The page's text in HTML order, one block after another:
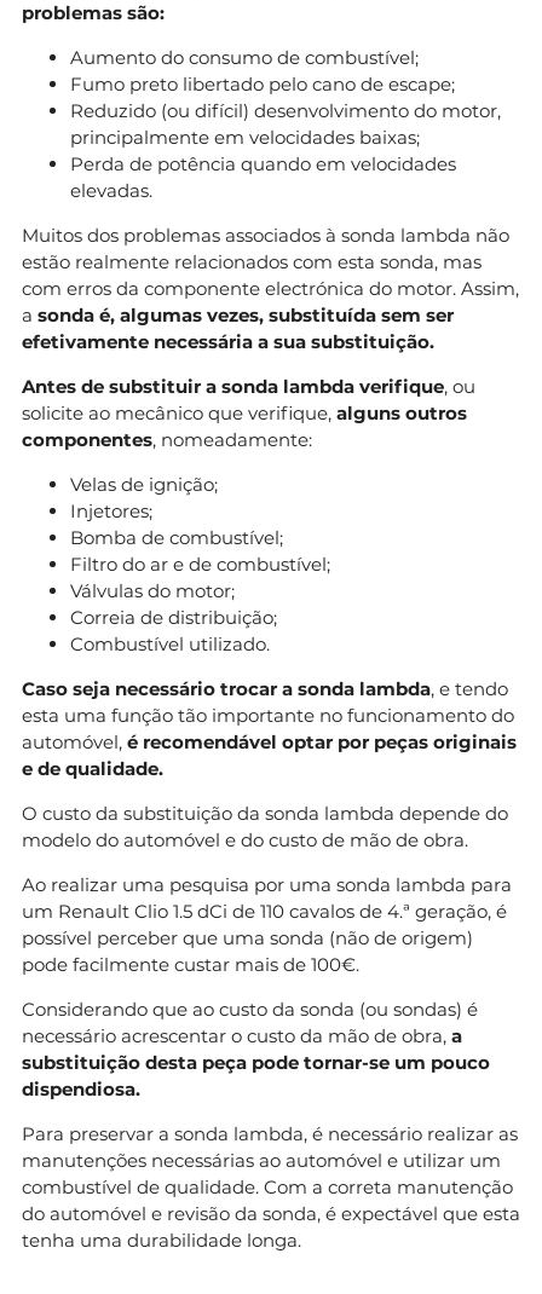
problemas são:
Aumento do consumo de combustível;
Fumo preto libertado pelo cano de escape;
Reduzido (ou difícil) desenvolvimento do motor,
principalmente em velocidades baixas;
Perda de potência quando em velocidades
elevadas.
Muitos dos problemas associados à sonda lambda não
estão realmente relacionados com esta sonda, mas
com erros da componente electrónica do motor. Assim,
a sonda é, algumas vezes, substituída sem ser
efetivamente necessária a sua substituição.
Antes de substituir a sonda lambda verifique, ou
solicite ao mecânico que verifique, alguns outros
componentes, nomeadamente:
Velas de ignição;
Injetores;
Bomba de combustível;
Filtro do ar e de combustível;
Válvulas do motor;
Correia de distribuição;
Combustível utilizado.
Caso seja necessário trocar a sonda lambda, e tendo
esta uma função tão importante no funcionamento do
automóvel, é recomendável optar por peças originais
e de qualidade.
O custo da substituição da sonda lambda depende do
modelo do automóvel e do custo de mão de obra.
Ao realizar uma pesquisa por uma sonda lambda para
um Renault Clio 1.5 dCi de 110 cavalos de 4.ª geração, é
possível perceber que uma sonda (não de origem)
pode facilmente custar mais de 100€.
Considerando que ao custo da sonda (ou sondas) é
necessário acrescentar o custo da mão de obra, a
substituição desta peça pode tornar-se um pouco
dispendiosa.
Para preservar a sonda lambda, é necessário realizar as
manutenções necessárias ao automóvel e utilizar um
combustível de qualidade. Com a correta manutenção
do automóvel e revisão da sonda, é expectável que esta
tenha uma durabilidade longa.